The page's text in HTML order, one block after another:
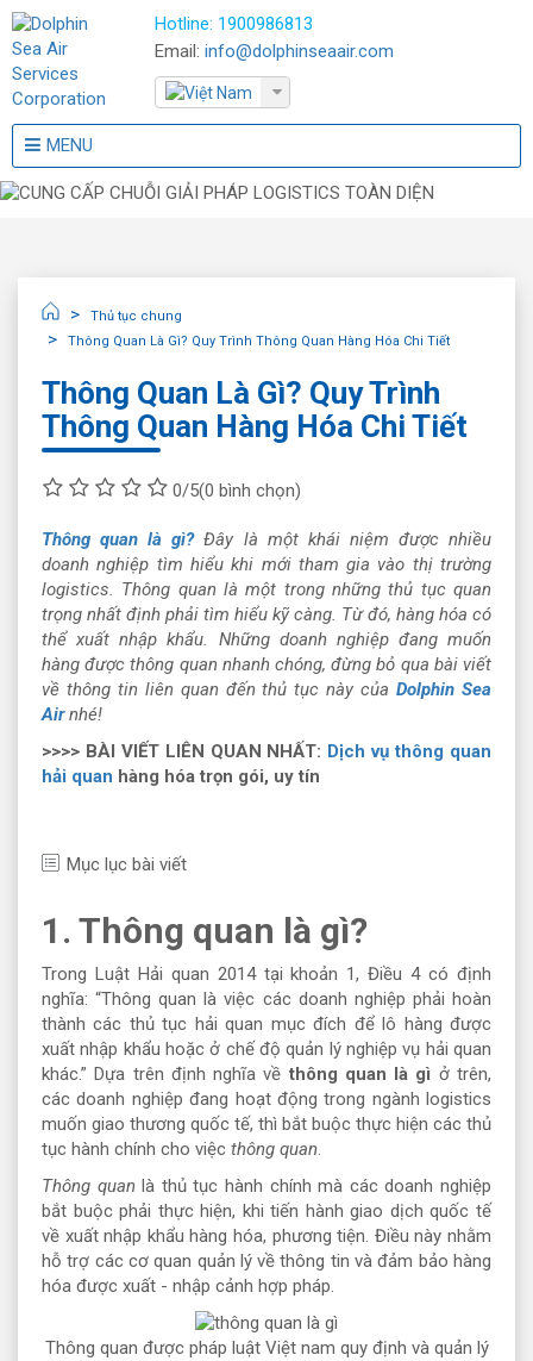
Hotline: 1900986813
Email: info@dolphinseaair.com
MENU
Thủ tục chung
Thông Quan Là Gì? Quy Trình Thông Quan Hàng Hóa Chi Tiết
Thông Quan Là Gì? Quy Trình
Thông Quan Hàng Hóa Chi Tiết
0/5(0 bình chọn)
Thông quan là gì?Đây là một khái niệm được nhiều
doanh nghiệp tìm hiểu khi mới tham gia vào thị trường
logistics. Thông quan là một trong những thủ tục quan
trọng nhất định phải tìm hiểu kỹ càng. Từ đó, hàng hóa có
thể xuất nhập khẩu. Những doanh nghiệp đang muốn
hàng được thông quan nhanh chóng, đừng bỏ qua bài viết
về thông tin liên quan đến thủ tục này củaDolphin Sea
Air nhé!
>>>> BÀI VIẾT LIÊN QUAN NHẤT: Dịch vụ thông quan
hải quan hàng hóa trọn gói, uy tín
Mục lục bài viết
1. Thông quan là gì?
Trong Luật Hải quan 2014 tại khoản 1, Điều 4 có định
nghĩa: “Thông quan là việc các doanh nghiệp phải hoàn
thành các thủ tục hải quan mục đích để lô hàng được
xuất nhập khẩu hoặc ở chế độ quản lý nghiệp vụ hải quan
khác.” Dựa trên định nghĩa về thông quan là gì ở trên,
các doanh nghiệp đang hoạt động trong ngành logistics
muốn giao thương quốc tế, thì bắt buộc thực hiện các thủ
tục hành chính cho việc thông quan
Thông quanlà thủ tục hành chính mà các doanh nghiệp
bắt buộc phải thực hiện, khi tiến hành giao dịch quốc tế
về xuất nhập khẩu hàng hóa, phương tiện. Điều này nhằm
hỗ trợ các cơ quan quản lý về thông tin và đảm bảo hàng
hóa được xuất - nhập cảnh hợp pháp.
Thông quan được pháp luật Việt nam quy định và quản lý